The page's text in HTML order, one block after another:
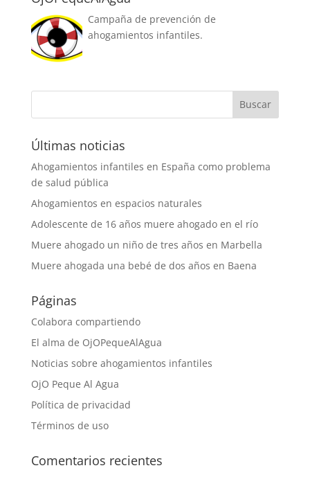
Campaña de prevención de
ahogamientos infantiles.
Últimas noticias
Ahogamientos infantiles en España como problema
de salud pública
Ahogamientos en espacios naturales
Adolescente de 16 años muere ahogado en el río
Muere ahogado un niño de tres años en Marbella
Muere ahogada una bebé de dos años en Baena
Páginas
Colabora compartiendo
El alma de OjOPequeAlAgua
Noticias sobre ahogamientos infantiles
OjO Peque Al Agua
Política de privacidad
Términos de uso
Comentarios recientes